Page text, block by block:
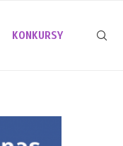
KONKURSY